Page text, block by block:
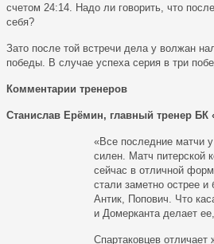
счетом 24:14. Надо ли говорить, что
себя?
Зато после той встречи дела у волжан
победы. В случае успеха серия в три
Комментарии тренеров
Станислав Ерёмин, главный тренер
«Все последние матчи
силен. Матч питерской
сейчас в отличной
стали заметно острее
Антик, Попович. Что
и Домерканта делает
Спартаковцев отличает